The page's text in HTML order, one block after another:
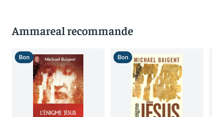
Ammareal recommande
Bon Bon